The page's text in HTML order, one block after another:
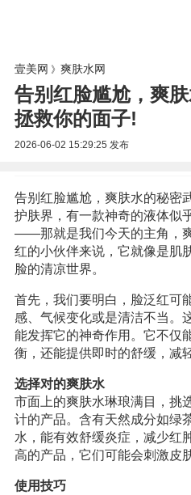
壹美网 》 爽肤水网
告别红脸尴尬，爽
拯救你的面子!
2026-06-02 15:29:25 发布
告别红脸尴尬，爽肤水的秘
护肤界，有一款神奇的液体似
——那就是我们今天的主角，
红的小伙伴来说，它就像是肌
脸的清凉世界。
首先，我们要明白，脸泛红可
感、气候变化或是清洁不当。
能发挥它的神奇作用。它不仅
衡，还能提供即时的舒缓，减
选择对的爽肤水
市面上的爽肤水琳琅满目，挑
计的产品。含有天然成分如绿
水，能有效舒缓炎症，减少红
高的产品，它们可能会刺激皮
使用技巧